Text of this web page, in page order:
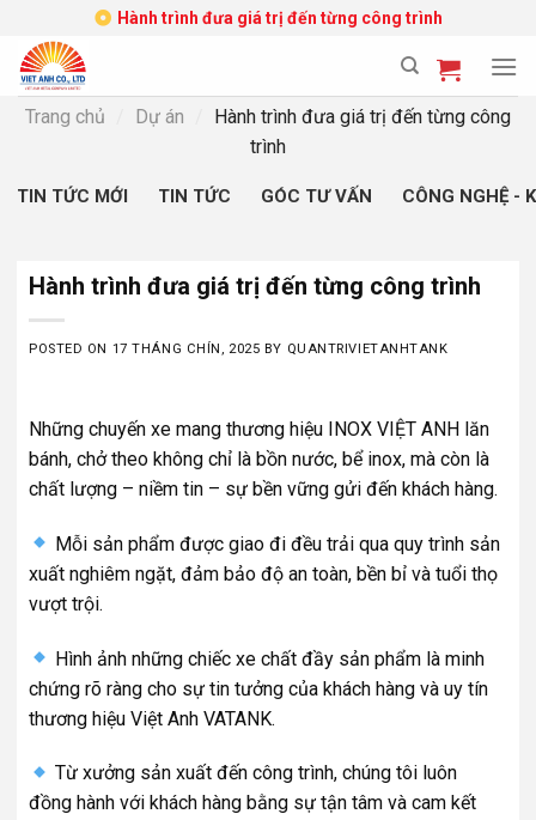
content
Hành trình đưa giá trị đến từng công trình
Trang chủ Dự án
Hành trình đưa giá trị đến từng công
trình
TIN TỨC MỚI TIN TỨC GÓC TƯ VẤN CÔNG NGHỆ -
Hành trình đưa giá trị đến từng công trình
POSTED ON 17 THÁNG CHÍN, 2025 BY QUANTRIVIETANHTANK
Những chuyến xe mang thương hiệu INOX VIỆT ANH lăn
bánh, chở theo không chỉ là bồn nước, bể inox, mà còn là
chất lượng – niềm tin – sự bền vững gửi đến khách hàng.
Mỗi sản phẩm được giao đi đều trải qua quy trình sản
xuất nghiêm ngặt, đảm bảo độ an toàn, bền bỉ và tuổi thọ
vượt trội.
Hình ảnh những chiếc xe chất đầy sản phẩm là minh
chứng rõ ràng cho sự tin tưởng của khách hàng và uy tín
thương hiệu Việt Anh VATANK.
Từ xưởng sản xuất đến công trình, chúng tôi luôn
đồng hành với khách hàng bằng sự tận tâm và cam kết